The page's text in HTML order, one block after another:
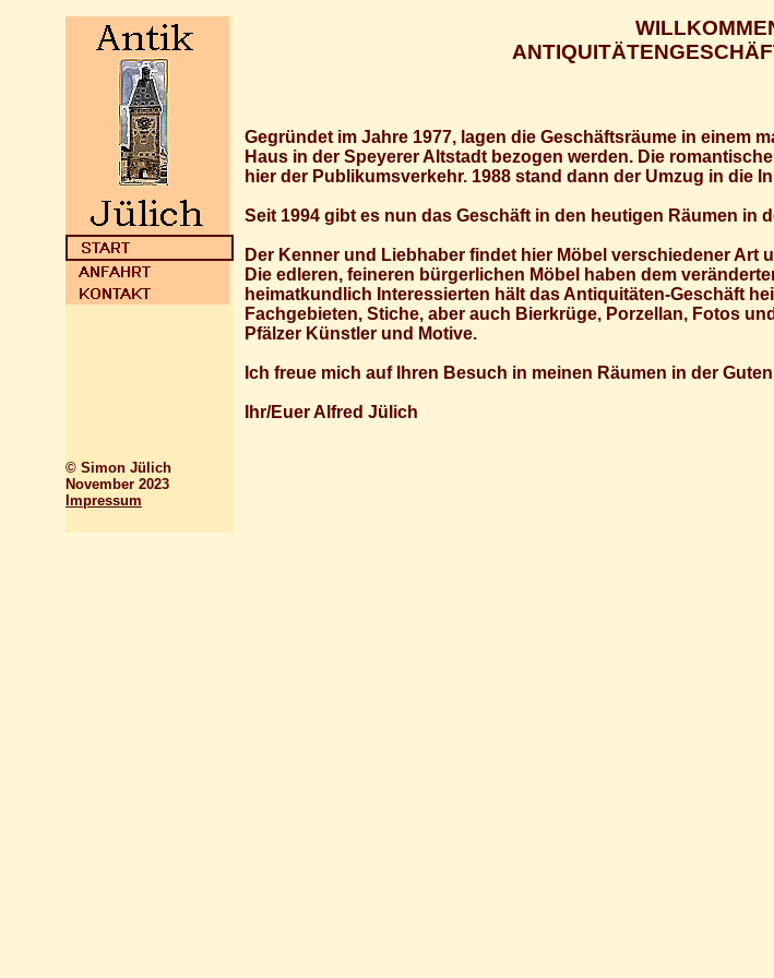
© Simon Jülich
November 2023
Impressum
Gegründet im Jahre 1977, lagen die Geschäftsräume in einem
Haus in der Speyerer Altstadt bezogen werden. Die
hier der Publikumsverkehr. 1988 stand dann der Umzug in die
Seit 1994 gibt es nun das Geschäft in den heutigen Räumen in
Der Kenner und Liebhaber findet hier Möbel verschiedener
Die edleren, feineren bürgerlichen Möbel haben dem
heimatkundlich Interessierten hält das Antiquitäten-Geschäft
Fachgebieten, Stiche, aber auch Bierkrüge, Porzellan, Fotos
Pfälzer Künstler und Motive.
Ich freue mich auf Ihren Besuch in meinen Räumen in der
Ihr/Euer Alfred Jülich